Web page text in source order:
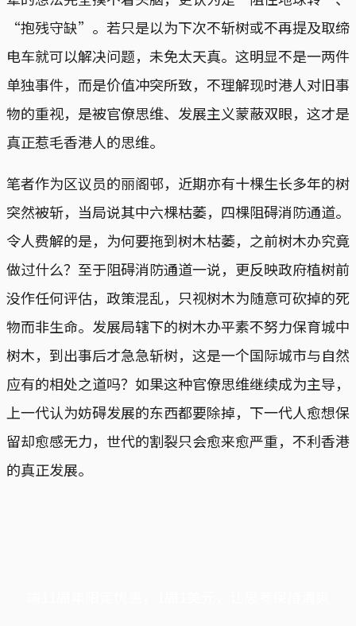
“抱残守缺”。若只是以为下次不斩树或不再提及取缔
电车就可以解决问题，未免太天真。这明显不是一两件
单独事件，而是价值冲突所致，不理解现时港人对旧事
物的重视，是被官僚思维、发展主义蒙蔽双眼，这才是
真正惹毛香港人的思维。
笔者作为区议员的丽阁邨，近期亦有十棵生长多年的树
突然被斩，当局说其中六棵枯萎，四棵阻碍消防通道。
令人费解的是，为何要拖到树木枯萎，之前树木办究竟
做过什么？至于阻碍消防通道一说，更反映政府植树前
没作任何评估，政策混乱，只视树木为随意可砍掉的死
物而非生命。发展局辖下的树木办平素不努力保育城中
树木，到出事后才急急斩树，这是一个国际城市与自然
应有的相处之道吗？如果这种官僚思维继续成为主导，
上一代认为妨碍发展的东西都要除掉，下一代人愈想保
留却愈感无力，世代的割裂只会愈来愈严重，不利香港
的真正发展。